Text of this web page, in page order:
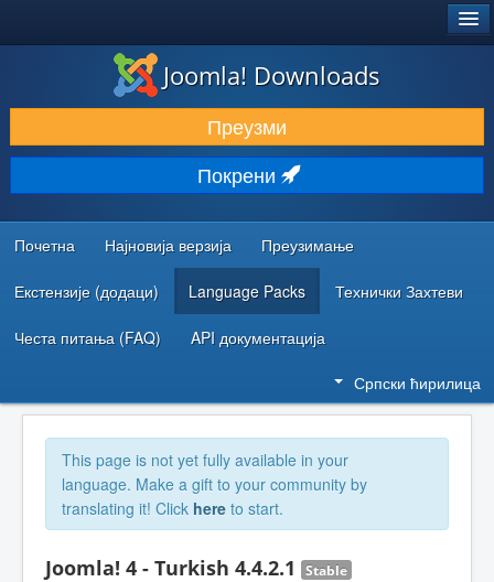
ПРЕУЗИМАЊЕ И ПРОШИРЕЊА (ЕКСТЕНЗИЈЕ)
ОТКРИЈТЕ И НАУЧИТЕ
ЗАЈЕДНИЦА И ПОДРШКА
РЕСУРСИ ЗА РАЗВОЈ
Joomla! Downloads
Преузми
Покрени
Почетна Најновија верзија Преузимање
Екстензије (додаци) Language Packs Технички Захтеви
Честа питања (FAQ) API документација
Српски ћирилица
This page is not yet fully available in your
language. Make a gift to your community by
translating it! Click here to start.
Joomla! 4 - Turkish 4.4.2.1 Stable